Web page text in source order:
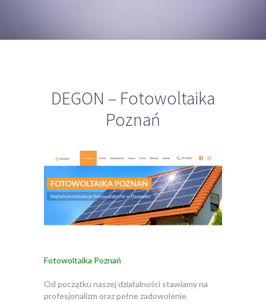
DEGON – Fotowoltaika
Poznań
Fotowoltaika Poznań
Od początku naszej działalności stawiamy na
profesjonalizm oraz pełne zadowolenie